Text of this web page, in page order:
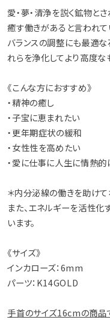
愛・夢・清浄を説く鉱物と
癒す働きがあると言われて
バランスの調整にも最適な
れらを浄化してより高度な
《こんな方におすすめ》
・精神の癒し
・子宝に恵まれたい
・更年期症状の緩和
・女性性を高めたい
・愛に仕事に人生に情熱的
＊内分泌線の働きを助けて
また、エネルギーを活性
います。
《サイズ》
インカローズ：6mm
パーツ：K14GOLD
手首のサイズ16cmの商品